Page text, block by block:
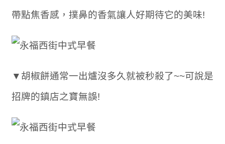
帶點焦香感，撲鼻的香氣讓人好期待它的美味!
▼胡椒餅通常一出爐沒多久就被秒殺了~~可說是
招牌的鎮店之寶無誤!